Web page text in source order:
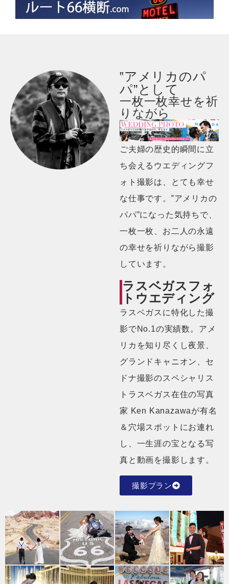
‟アメリカのパ
パ”として
一枚一枚幸せを祈
りながら
ご夫婦の歴史的瞬間に立
ち会えるウエディングフ
ォト撮影は、とても幸せ
な仕事です。‟アメリカの
パパ”になった気持ちで、
一枚一枚、お二人の永遠
の幸せを祈りながら撮影
しています。
ラスベガスフォ
トウエディング
ラスベガスに特化した撮
影でNo.1の実績数。アメ
リカを知り尽くし夜景、
グランドキャニオン、セ
ドナ撮影のスペシャリス
トラスベガス在住の写真
家 Ken Kanazawaが有名
＆穴場スポットにお連れ
し、一生涯の宝となる写
真と動画を撮影します。
撮影プラン